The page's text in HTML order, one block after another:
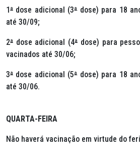
1ª dose adicional (3ªdose) para 18
até 30/09;
2ª dose adicional (4ªdose) para
vacinados até 30/06;
3ª dose adicional (5ªdose) para 18
até 30/06.
QUARTA-FEIRA
Não haverá vacinação em virtude do